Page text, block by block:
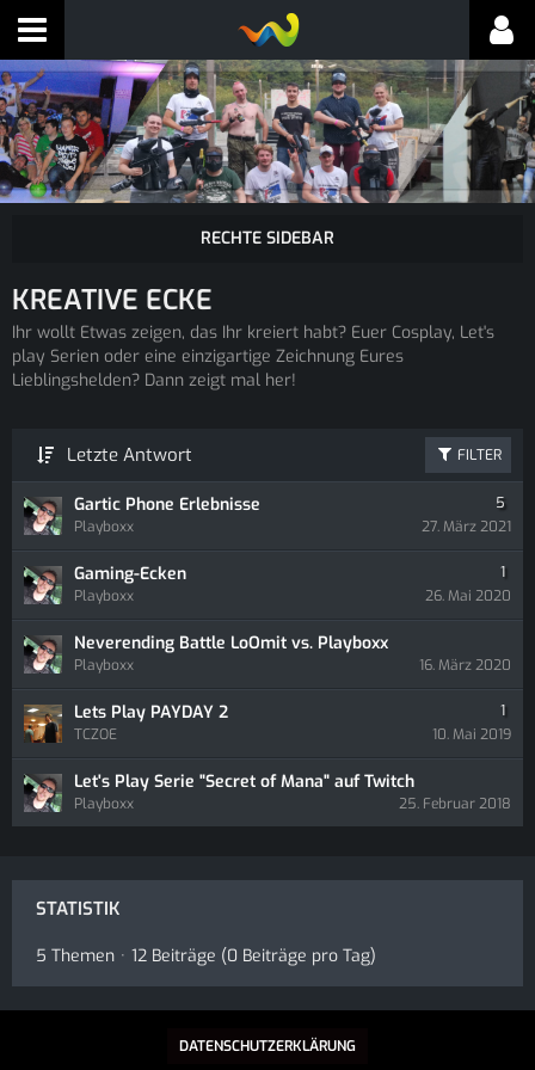
KREATIVE ECKE
Ihr wollt Etwas zeigen, das Ihr kreiert habt? Euer Cosplay, Let's
play Serien oder eine einzigartige Zeichnung Eures
Lieblingshelden? Dann zeigt mal her!
Letzte Antwort FILTER
Gartic Phone Erlebnisse
5
Playboxx
27. März 2021
Gaming-Ecken
1
Playboxx
26. Mai 2020
Neverending Battle LoOmit vs. Playboxx
Playboxx 16. März 2020
Lets Play PAYDAY 2
1
TCZOE
10. Mai 2019
Let's Play Serie "Secret of Mana" auf Twitch
Playboxx 25. Februar 2018
STATISTIK
5 Themen 12 Beiträge (0 Beiträge pro Tag)
DATENSCHUTZERKLÄRUNG